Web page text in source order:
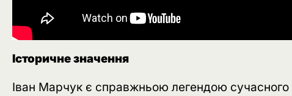
Історичне значення
Іван Марчук є справжньою легендою сучасного